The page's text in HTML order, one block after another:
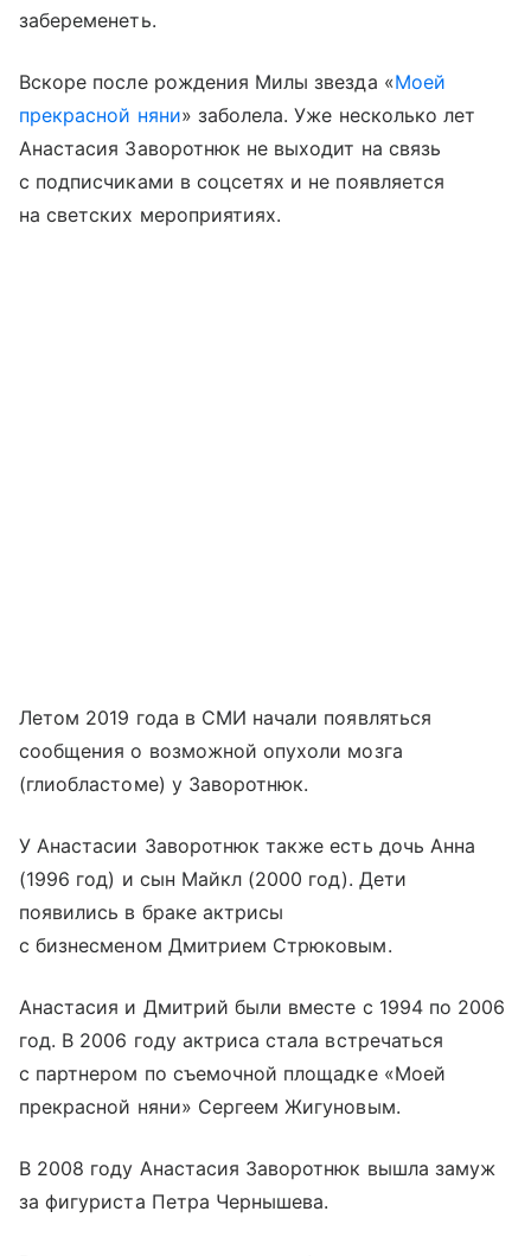
забеременеть.
Вскоре после рождения Милы звезда «Моей
прекрасной няни» заболела. Уже несколько лет
Анастасия Заворотнюк не выходит на связь
с подписчиками в соцсетях и не появляется
на светских мероприятиях.
Летом 2019 года в СМИ начали появляться
сообщения о возможной опухоли мозга
(глиобластоме) у Заворотнюк.
У Анастасии Заворотнюк также есть дочь Анна
(1996 год) и сын Майкл (2000 год). Дети
появились в браке актрисы
с бизнесменом Дмитрием Стрюковым.
Анастасия и Дмитрий были вместе с 1994 по 2006
год. В 2006 году актриса стала встречаться
с партнером по съемочной площадке «Моей
прекрасной няни» Сергеем Жигуновым.
В 2008 году Анастасия Заворотнюк вышла замуж
за фигуриста Петра Чернышева.